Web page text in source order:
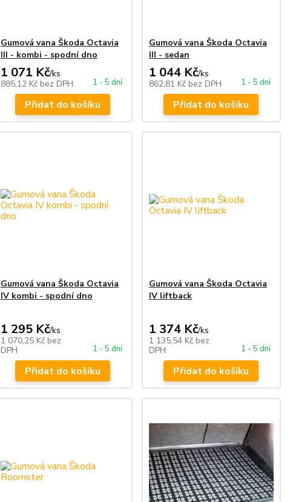
Gumová vana Škoda Octavia
III - kombi - spodní dno
1 071 Kč/ks
885,12 Kč bez DPH 1 - 5 dní
Přidat do košíku
Gumová vana Škoda Octavia
III - sedan
1 044 Kč/ks
862,81 Kč bez DPH 1 - 5 dní
Přidat do košíku
Gumová vana Škoda Octavia
IV kombi - spodní dno
1 295 Kč/ks
1 070,25 Kč bez
DPH
1 - 5 dní
Přidat do košíku
Gumová vana Škoda Octavia
IV liftback
1 374 Kč/ks
1 135,54 Kč bez
DPH
1 - 5 dní
Přidat do košíku